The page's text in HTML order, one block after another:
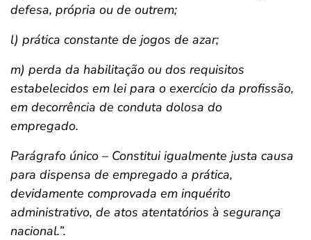
defesa, própria ou de outrem;
l) prática constante de jogos de azar;
m) perda da habilitação ou dos requisitos
estabelecidos em lei para o exercício da profissão,
em decorrência de conduta dolosa do
empregado.
Parágrafo único – Constitui igualmente justa causa
para dispensa de empregado a prática,
devidamente comprovada em inquérito
administrativo, de atos atentatórios à segurança
nacional.”.